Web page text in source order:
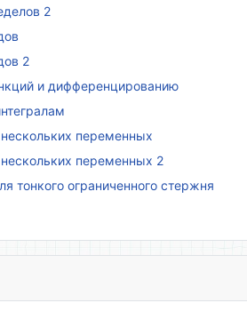
2
2
и дифференцированию
переменных
переменных 2
тонкого ограниченного стержня